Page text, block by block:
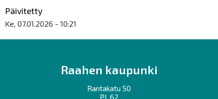
Päivitetty
Ke, 07.01.2026 - 10:21
Raahen kaupunki
Rantakatu 50
PL 62